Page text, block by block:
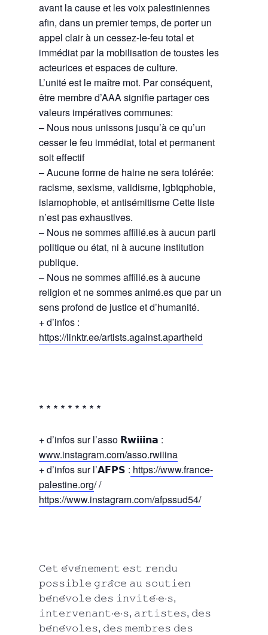
avant la cause et les voix palestiniennes
afin, dans un premier temps, de porter un
appel clair à un cessez-le-feu total et
immédiat par la mobilisation de toustes les
acteurices et espaces de culture.
L’unité est le maître mot. Par conséquent,
être membre d’AAA signifie partager ces
valeurs impératives communes:
– Nous nous unissons jusqu’à ce qu’un
cesser le feu immédiat, total et permanent
soit effectif
– Aucune forme de haine ne sera tolérée:
racisme, sexisme, validisme, lgbtqphobie,
islamophobie, et antisémitisme Cette liste
n’est pas exhaustives.
– Nous ne sommes affilié.es à aucun parti
politique ou état, ni à aucune institution
publique.
– Nous ne sommes affilié.es à aucune
religion et ne sommes animé.es que par un
sens profond de justice et d’humanité.
+ d’infos :
https://linktr.ee/artists.against.apartheid
∗ ∗ ∗ ∗ ∗ ∗ ∗ ∗ ∗
+ d’infos sur l’asso 𝗥𝘄𝗶𝗶𝗶𝗻𝗮 :
www.instagram.com/asso.rwiiina
+ d’infos sur l’𝗔𝗙𝗣𝗦 : https://www.france-
palestine.org/ /
https://www.instagram.com/afpssud54/
𝙲𝚎𝚝 𝚎́𝚟𝚎́𝚗𝚎𝚖𝚎𝚗𝚝 𝚎𝚜𝚝 𝚛𝚎𝚗𝚍𝚞
𝚙𝚘𝚜𝚜𝚒𝚋𝚕𝚎 𝚐𝚛𝚊̂𝚌𝚎 𝚊𝚞 𝚜𝚘𝚞𝚝𝚒𝚎𝚗
𝚋𝚎́𝚗𝚎́𝚟𝚘𝚕𝚎 𝚍𝚎𝚜 𝚒𝚗𝚟𝚒𝚝𝚎́·𝚎·𝚜,
𝚒𝚗𝚝𝚎𝚛𝚟𝚎𝚗𝚊𝚗𝚝·𝚎·𝚜, 𝚊𝚛𝚝𝚒𝚜𝚝𝚎𝚜, 𝚍𝚎𝚜
𝚋𝚎́𝚗𝚎́𝚟𝚘𝚕𝚎𝚜, 𝚍𝚎𝚜 𝚖𝚎𝚖𝚋𝚛𝚎𝚜 𝚍𝚎𝚜